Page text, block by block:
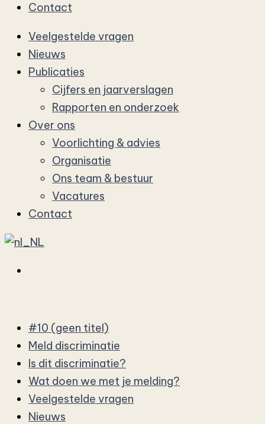
Contact
Veelgestelde vragen
Nieuws
Publicaties
Cijfers en jaarverslagen
Rapporten en onderzoek
Over ons
Voorlichting & advies
Organisatie
Ons team & bestuur
Vacatures
Contact
#10 (geen titel)
Meld discriminatie
Is dit discriminatie?
Wat doen we met je melding?
Veelgestelde vragen
Nieuws